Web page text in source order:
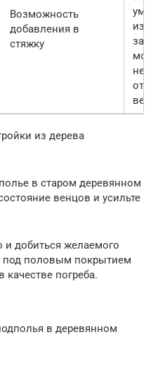
Возможность
добавления в
стяжку
из-
из дерева
в старом деревянном
венцов и усильте
и добиться желаемого
под половым покрытием
погреба.
в деревянном